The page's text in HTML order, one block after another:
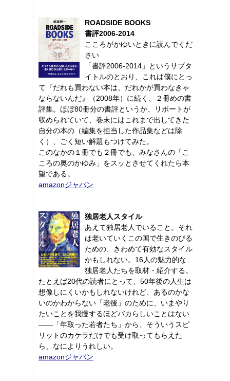
ROADSIDE BOOKS
書評2006-2014
こころがかゆいときに読んでくだ
さい
「書評2006-2014」というサブタ
イトルのとおり、これは僕にとっ
て『だれも買わない本は、だれかが買わなきゃ
ならないんだ』（2008年）に続く、２冊めの書
評集。ほぼ80冊分の書評というか、リポートが
収められていて、巻末にはこれまで出してきた
自分の本の（編集を担当した作品集などは除
く）、ごく短い解題もつけてみた。
このなかの１冊でも２冊でも、みなさんの「こ
ころの奥のかゆみ」をスッとさせてくれたら本
望である。
amazonジャパン
独居老人スタイル
あえて独居老人でいること。それ
は老いていくこの国で生きのびる
ための、きわめて有効なスタイル
かもしれない。16人の魅力的な
独居老人たちを取材・紹介する。
たとえば20代の読者にとって、50年後の人生は
想像しにくいかもしれないけれど、あるのかな
いのかわからない「老後」のために、いまやり
たいことを我慢するほどバカらしいことはない
――「年取った若者たち」から、そういうスピ
リットのカケラだけでも受け取ってもらえた
ら、なによりうれしい。
amazonジャパン